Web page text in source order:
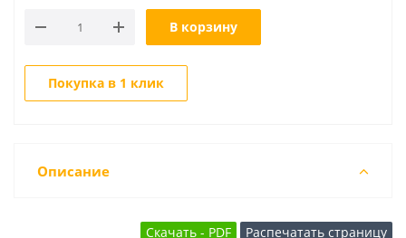
В корзину
Покупка в 1 клик
Описание